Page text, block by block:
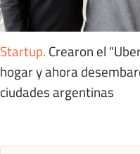
Startup. Crearon el
hogar y ahora
ciudades argentinas